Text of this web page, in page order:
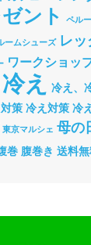
ント ペルー
ームシューズ レッ
ワークショッ
冷え
冷え、
策 冷え対策 冷
東京マルシェ 母の
巻 腹巻き 送料